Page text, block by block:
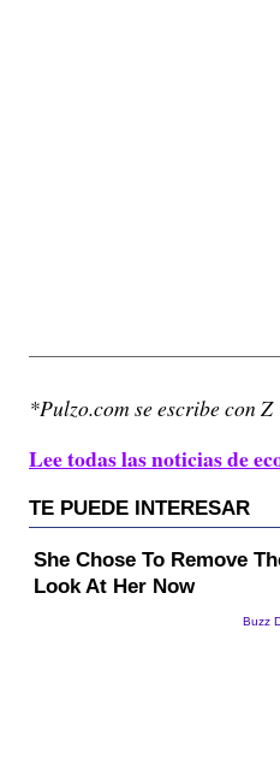
*Pulzo.com se escribe con Z
Lee todas las noticias de